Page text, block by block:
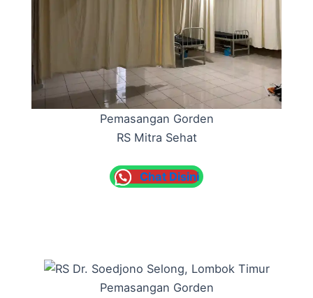
Pemasangan Gorden
RS Mitra Sehat
Chat Disini
Pemasangan Gorden